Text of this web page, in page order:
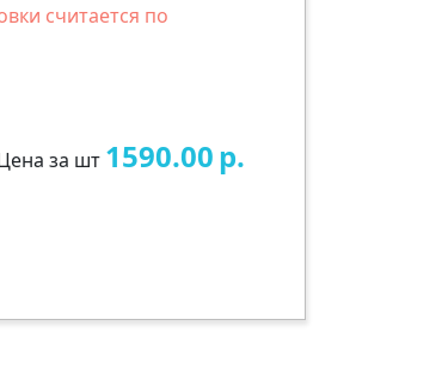
считается по
за шт 1590.00р.